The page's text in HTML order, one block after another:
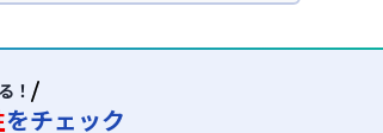
！
をチェック